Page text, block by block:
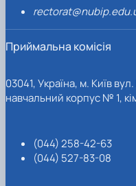
Приймальна комісія
03041, Україна, м. Київ
навчальний корпус № 1,
(044) 258-42-63
(044) 527-83-08